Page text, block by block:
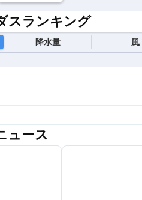
スランキング
降水量 風
ュース